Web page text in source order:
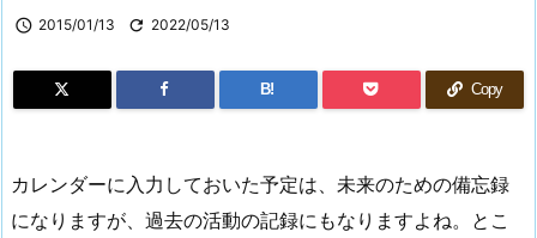
 2015/01/13  2022/05/13
B! Copy
カレンダーに入力しておいた予定は、未来のための備忘録
になりますが、過去の活動の記録にもなりますよね。とこ